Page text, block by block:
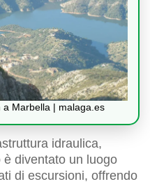
a Marbella | malaga.es
idraulica,
è diventato un luogo
di escursioni, offrendo